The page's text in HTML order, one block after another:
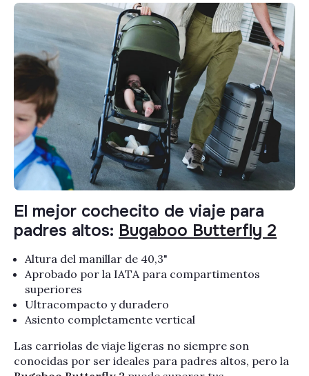
El mejor cochecito de viaje para
padres altos: Bugaboo Butterfly 2
Altura del manillar de 40,3"
Aprobado por la IATA para compartimentos
superiores
Ultracompacto y duradero
Asiento completamente vertical
Las carriolas de viaje ligeras no siempre son
conocidas por ser ideales para padres altos, pero la